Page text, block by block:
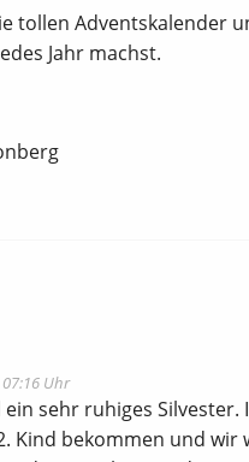
tollen Adventskalender
Jahr machst.
Uhr
sehr ruhiges Silvester.
Kind bekommen und wir